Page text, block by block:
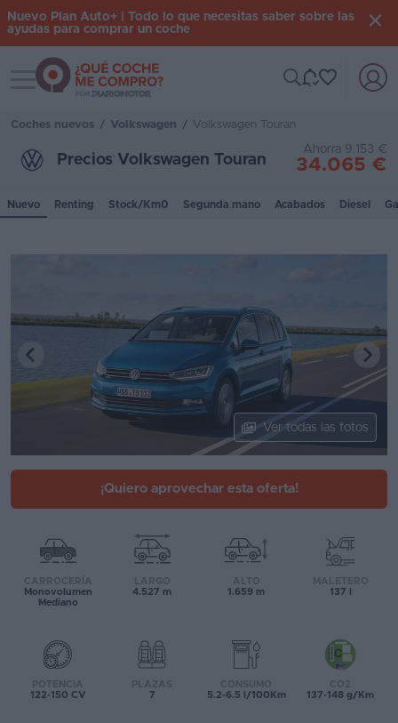
Iniciar
Coches
Stock
KM
Ofertas
Asistente
Nuevo Plan Auto+ | Todo lo que necesitas saber sobre las
ayudas para comprar un coche
Toggle navigation
Coches nuevos / Volkswagen / Volkswagen Touran
Precios Volkswagen Touran
Ahorra 9.153 €
34.065 €
Nuevo Renting Stock/Km0 Segunda mano Acabados Diesel
Ver todas las fotos
¡Quiero aprovechar esta oferta!
CARROCERÍA
Monovolumen
Mediano
LARGO
4.527 m
ALTO
1.659 m
MALETERO
137 l
POTENCIA
122-150 CV
PLAZAS
7
CONSUMO
5.2-6.5 l/100Km
CO2
137-148 g/Km